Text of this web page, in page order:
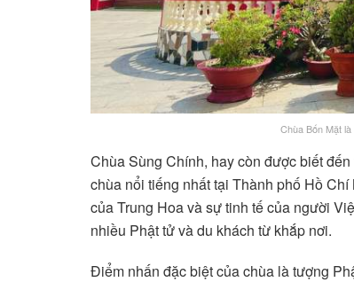
Chùa Bốn Mặt
Chùa Sùng Chính, hay còn được biết
chùa nổi tiếng nhất tại Thành phố Hồ
của Trung Hoa và sự tinh tế của người
nhiều Phật tử và du khách từ khắp nơi.
Điểm nhấn đặc biệt của chùa là tượng